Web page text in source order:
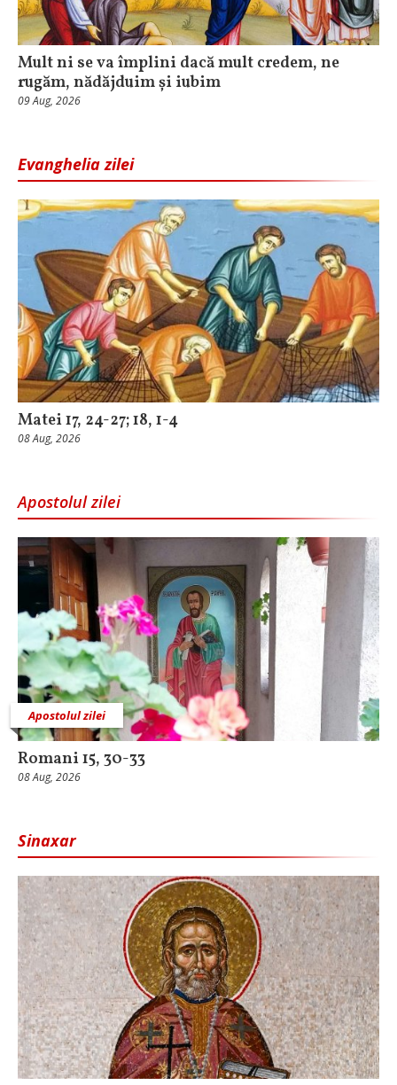
Mult ni se va împlini dacă mult credem, ne
rugăm, nădăjduim și iubim
09 Aug, 2026
Evanghelia zilei
Matei 17, 24-27; 18, 1-4
08 Aug, 2026
Apostolul zilei
Apostolul zilei
Romani 15, 30-33
08 Aug, 2026
Sinaxar